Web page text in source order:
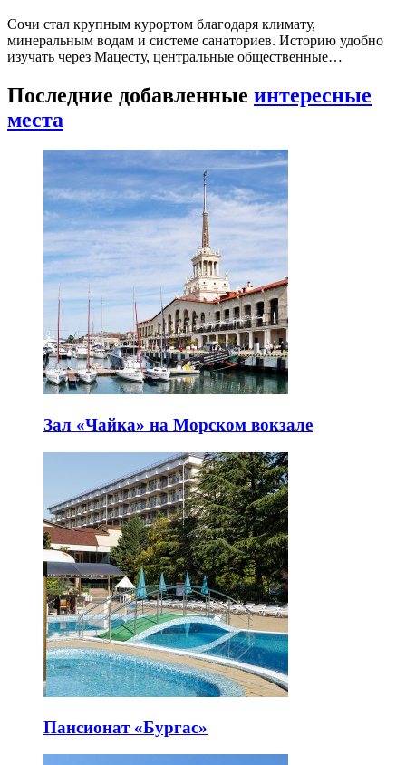
Сочи стал крупным курортом благодаря климату,
минеральным водам и системе санаториев. Историю удобно
изучать через Мацесту, центральные общественные…
Последние добавленные интересные
места
Зал «Чайка» на Морском вокзале
Пансионат «Бургас»